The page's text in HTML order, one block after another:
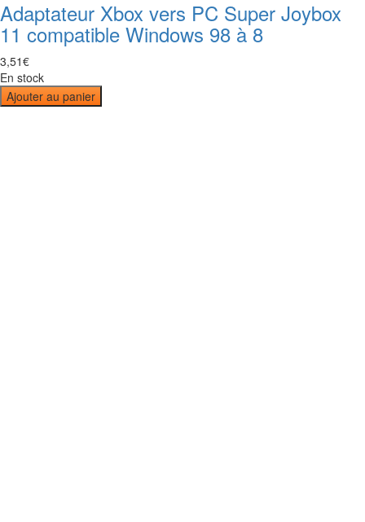
Adaptateur Xbox vers PC Super Joybox
11 compatible Windows 98 à 8
3,51€
En stock
Ajouter au panier